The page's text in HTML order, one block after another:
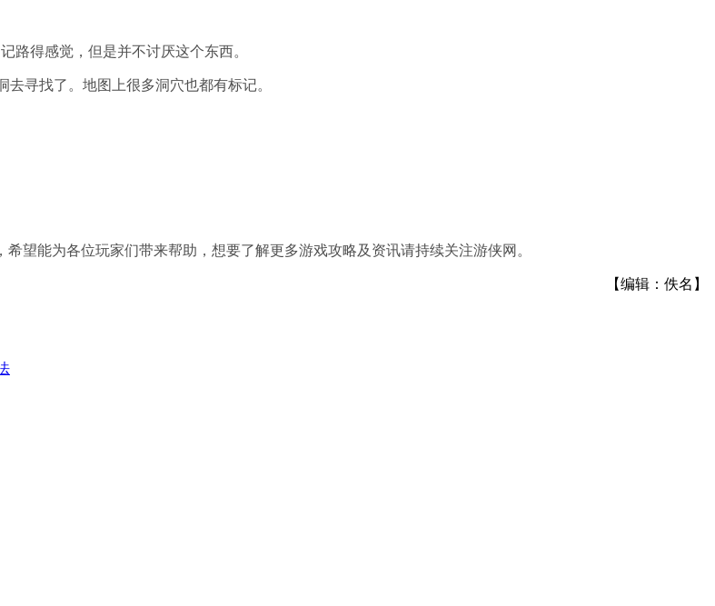
路得感觉，但是并不讨厌这个东西。
寻找了。地图上很多洞穴也都有标记。
望能为各位玩家们带来帮助，想要了解更多游戏攻略及资讯请持续关注游侠网。
【编辑：佚名】